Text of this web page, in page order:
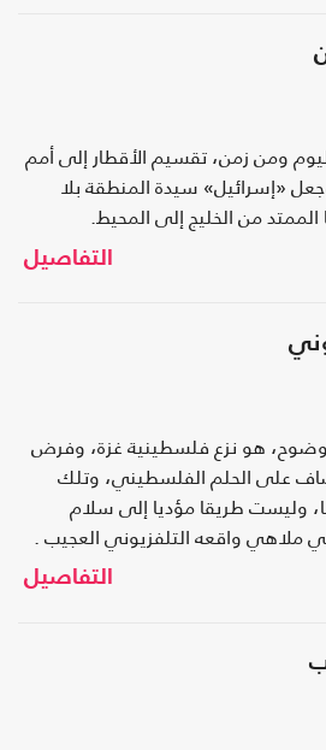
ومن زمن، تقسيم الأقطار إلى أمم
«إسرائيل» سيدة المنطقة بلا
الممتد من الخليج إلى المحيط.
التفاصيل
هو نزع فلسطينية غزة، وفرض
على الحلم الفلسطيني، وتلك
وليست طريقا مؤديا إلى سلام
ملاهي واقعه التلفزيوني العجيب .
التفاصيل